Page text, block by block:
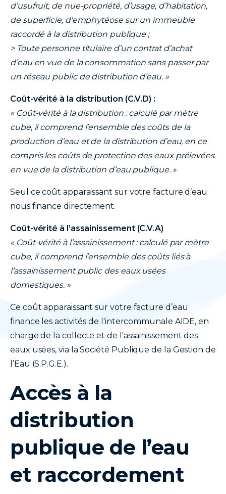
d’usufruit, de nue-propriété, d’usage, d’habitation,
de superficie, d’emphytéose sur un immeuble
raccordé à la distribution publique ;
> Toute personne titulaire d’un contrat d’achat
d’eau en vue de la consommation sans passer par
un réseau public de distribution d’eau. »
Coût-vérité à la distribution (C.V.D) :
« Coût-vérité à la distribution : calculé par mètre
cube, il comprend l’ensemble des coûts de la
production d’eau et de la distribution d’eau, en ce
compris les coûts de protection des eaux prélevées
en vue de la distribution d’eau publique. »
Seul ce coût apparaissant sur votre facture d’eau
nous finance directement.
Coût-vérité à l’assainissement (C.V.A)
« Coût-vérité à l’assainissement : calculé par mètre
cube, il comprend l’ensemble des coûts liés à
l’assainissement public des eaux usées
domestiques. »
Ce coût apparaissant sur votre facture d’eau
finance les activités de l'intercommunale AIDE, en
charge de la collecte et de l'assainissement des
eaux usées, via la Société Publique de la Gestion de
l’Eau (S.P.G.E.).
Accès à la
distribution
publique de l’eau
et raccordement